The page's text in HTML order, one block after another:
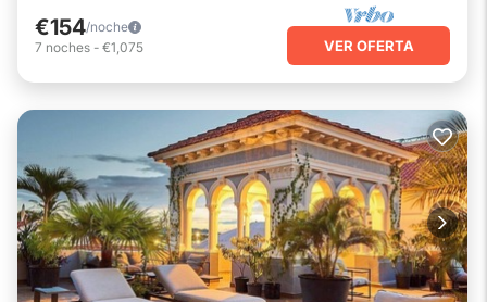
€154/noche
7 noches - €1,075 VER OFERTA